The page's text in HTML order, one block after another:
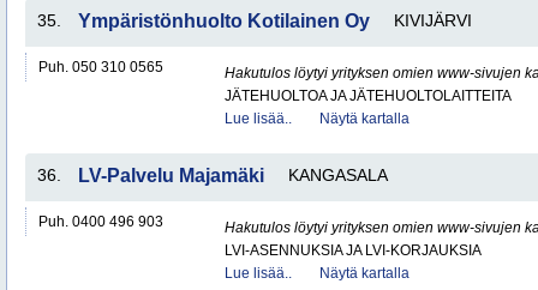
35. Ympäristönhuolto Kotilainen Oy KIVIJÄRVI
Puh. 050 310 0565
Hakutulos löytyi yrityksen omien www-sivujen
JÄTEHUOLTOA JA JÄTEHUOLTOLAITTEITA
Lue lisää..
Näytä kartalla
36. LV-Palvelu Majamäki KANGASALA
Puh. 0400 496 903
Hakutulos löytyi yrityksen omien www-sivujen
LVI-ASENNUKSIA JA LVI-KORJAUKSIA
Lue lisää..
Näytä kartalla